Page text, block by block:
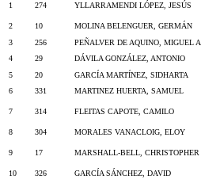
1 274 YLLARRAMENDI LÓPEZ, JESÚS
2 10 MOLINA BELENGUER, GERMÁN
3
256 PEÑALVER DE AQUINO, MIGUEL A.
4
29 DÁVILA GONZÁLEZ, ANTONIO
5
20 GARCÍA MARTÍNEZ, SIDHARTA
6
331 MARTINEZ HUERTA, SAMUEL
7 314 FLEITAS CAPOTE, CAMILO
8 304 MORALES VANACLOIG, ELOY
9 17 MARSHALL-BELL, CHRISTOPHER
10 326 GARCÍA SÁNCHEZ, DAVID